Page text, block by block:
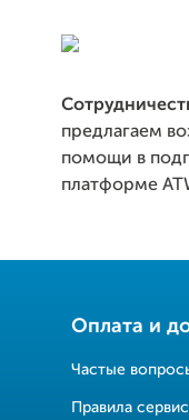
предлагаем
помощи в
платформе
Оплата и
Частые
Правила